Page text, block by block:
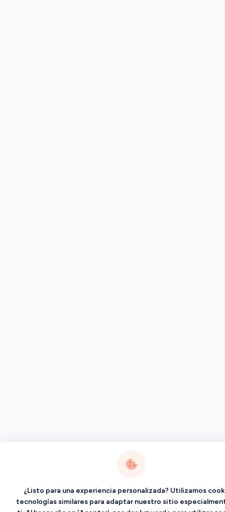
¿Listo para una experiencia personalizada? Utilizamos
tecnologías similares para adaptar nuestro sitio